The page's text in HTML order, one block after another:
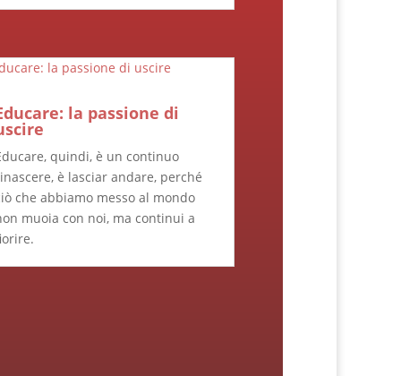
la passione di
quindi, è un continuo
è lasciar andare, perché
che abbiamo messo al mondo
muoia con noi, ma continui a